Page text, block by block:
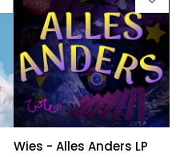
Wies - Alles Anders LP